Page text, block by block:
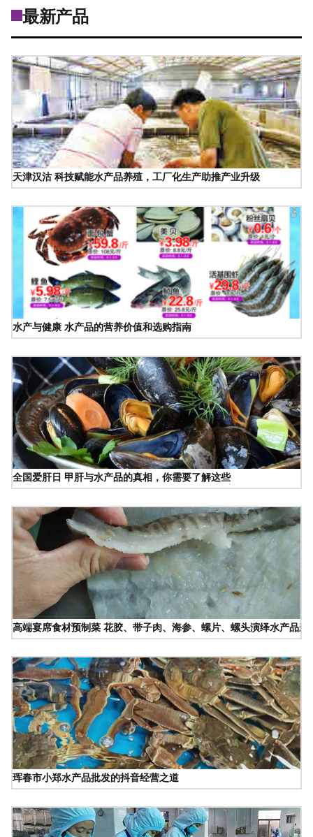
最新产品
天津汉沽 科技赋能水产品养殖，工厂化生产助推产业升级
水产与健康 水产品的营养价值和选购指南
全国爱肝日 甲肝与水产品的真相，你需要了解这些
高端宴席食材预制菜 花胶、带子肉、海参、螺片、螺头演绎水产品新
珲春市小郑水产品批发的抖音经营之道